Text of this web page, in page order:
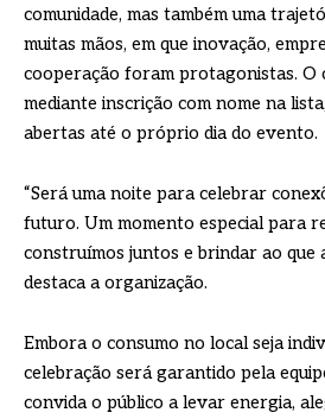
comunidade, mas também uma
muitas mãos, em que inovação,
cooperação foram protagonistas. O
mediante inscrição com nome na
abertas até o próprio dia do evento.
“Será uma noite para celebrar
futuro. Um momento especial para
construímos juntos e brindar ao que
destaca a organização.
Embora o consumo no local seja
celebração será garantido pela
convida o público a levar energia,